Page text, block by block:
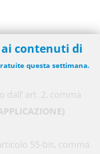
dall’ art. 2, comma
55-bis, comma
ai contenuti di
questa settimana.